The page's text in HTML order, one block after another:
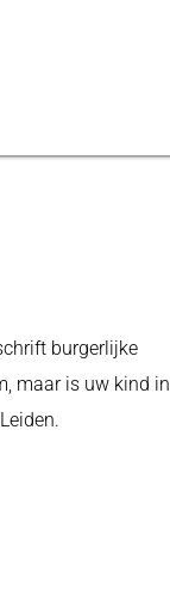
burgerlijke
maar is uw kind in